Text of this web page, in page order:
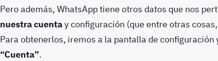
Pero además, WhatsApp tiene otros datos que nos
nuestra cuentay configuración (que entre otras
Para obtenerlos, iremos a la pantalla de configuración
“Cuenta”.